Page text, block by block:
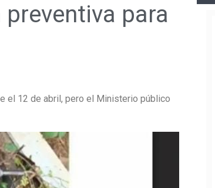
para
el 12 de abril, pero el Ministerio público